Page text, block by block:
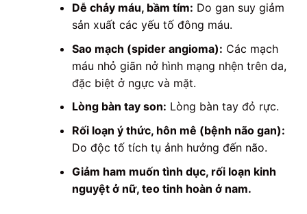
Dễ chảy máu, bầm tím: Do gan suy giảm
sản xuất các yếu tố đông máu.
Sao mạch (spider angioma): Các mạch
máu nhỏ giãn nở hình mạng nhện trên da,
đặc biệt ở ngực và mặt.
Lòng bàn tay son: Lòng bàn tay đỏ rực.
Rối loạn ý thức, hôn mê (bệnh não gan):
Do độc tố tích tụ ảnh hưởng đến não.
Giảm ham muốn tình dục, rối loạn kinh
nguyệt ở nữ, teo tinh hoàn ở nam.